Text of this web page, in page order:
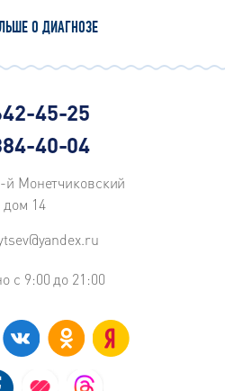
работать
не брались за
(к сожалению).
ищете ЛОР-врача в
обратиться к
В. М.
Вам здоровья,
жизни, Владимир
О ДИАГНОЗЕ
45-25
40-04
й Монетчиковский
дом 14
с 9:00 до 21:00